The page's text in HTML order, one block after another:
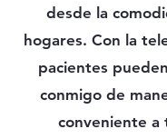
desde la
hogares. Con la
pacientes
conmigo de
conveniente a